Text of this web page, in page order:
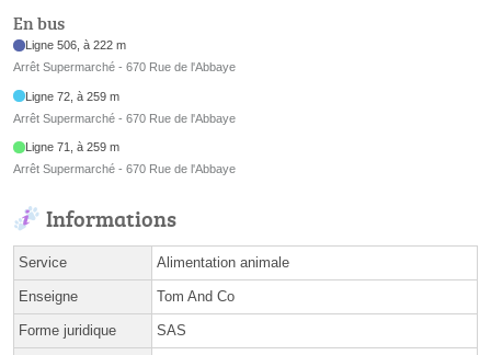
En bus
Ligne 506, à 222 m
Arrêt Supermarché - 670 Rue de l'Abbaye
Ligne 72, à 259 m
Arrêt Supermarché - 670 Rue de l'Abbaye
Ligne 71, à 259 m
Arrêt Supermarché - 670 Rue de l'Abbaye
Informations
Service Alimentation animale
Enseigne Tom And Co
Forme juridique SAS